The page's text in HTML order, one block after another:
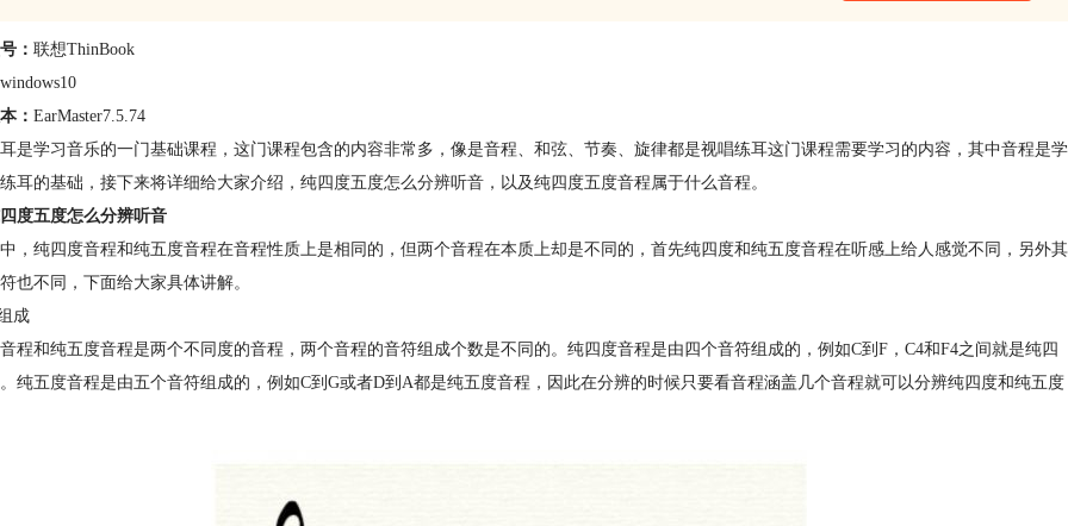
： 联想ThinBook
windows10
： EarMaster7.5.74
是学习音乐的一门基础课程，这门课程包含的内容非常多，像是音程、和弦、节奏、旋律都是视唱练耳这门课程需要学习的内容，其中音程是学
耳的基础，接下来将详细给大家介绍，纯四度五度怎么分辨听音，以及纯四度五度音程属于什么音程。
度五度怎么分辨听音
，纯四度音程和纯五度音程在音程性质上是相同的，但两个音程在本质上却是不同的，首先纯四度和纯五度音程在听感上给人感觉不同，另外其
也不同，下面给大家具体讲解。
成
程和纯五度音程是两个不同度的音程，两个音程的音符组成个数是不同的。纯四度音程是由四个音符组成的，例如C到F，C4和F4之间就是纯四
纯五度音程是由五个音符组成的，例如C到G或者D到A都是纯五度音程，因此在分辨的时候只要看音程涵盖几个音程就可以分辨纯四度和纯五度